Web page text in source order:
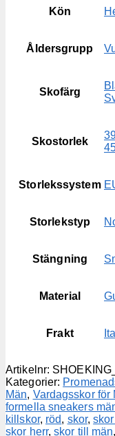
Kön
Åldersgrupp
Skofärg
Skostorlek
Storlekssystem
Storlekstyp
Stängning
Material
Frakt
Artikelnr:
Kategorier:
Män, Vardagsskor för
formella sneakers
killskor, röd, skor,
skor herr,skor till män,